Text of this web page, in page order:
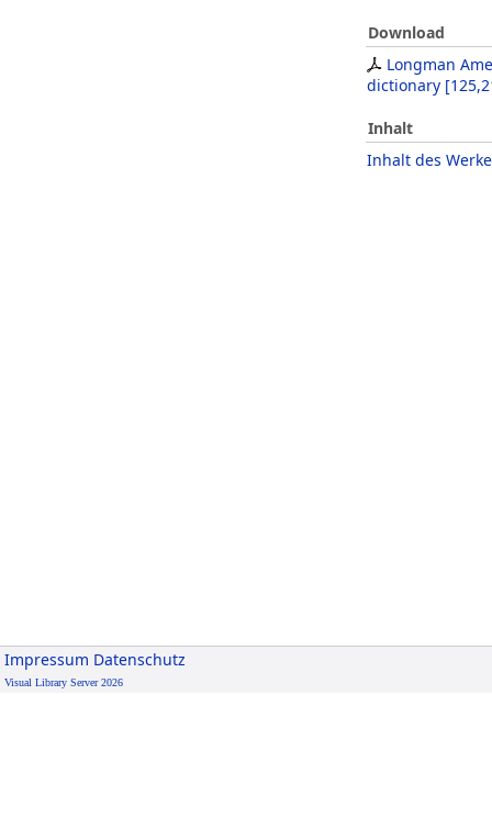
Download
Longman
dictionary [
Inhalt
Inhalt des
Impressum Datenschutz
Visual Library Server 2026